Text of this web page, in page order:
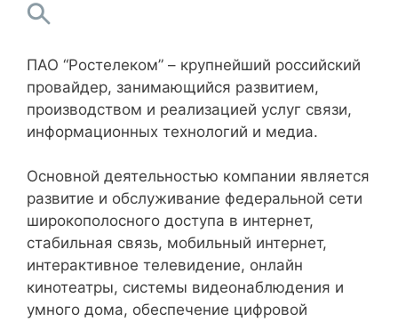
ПАО “Ростелеком” – крупнейший российский
провайдер, занимающийся развитием,
производством и реализацией услуг связи,
информационных технологий и медиа.
Основной деятельностью компании является
развитие и обслуживание федеральной сети
широкополосного доступа в интернет,
стабильная связь, мобильный интернет,
интерактивное телевидение, онлайн
кинотеатры, системы видеонаблюдения и
умного дома, обеспечение цифровой